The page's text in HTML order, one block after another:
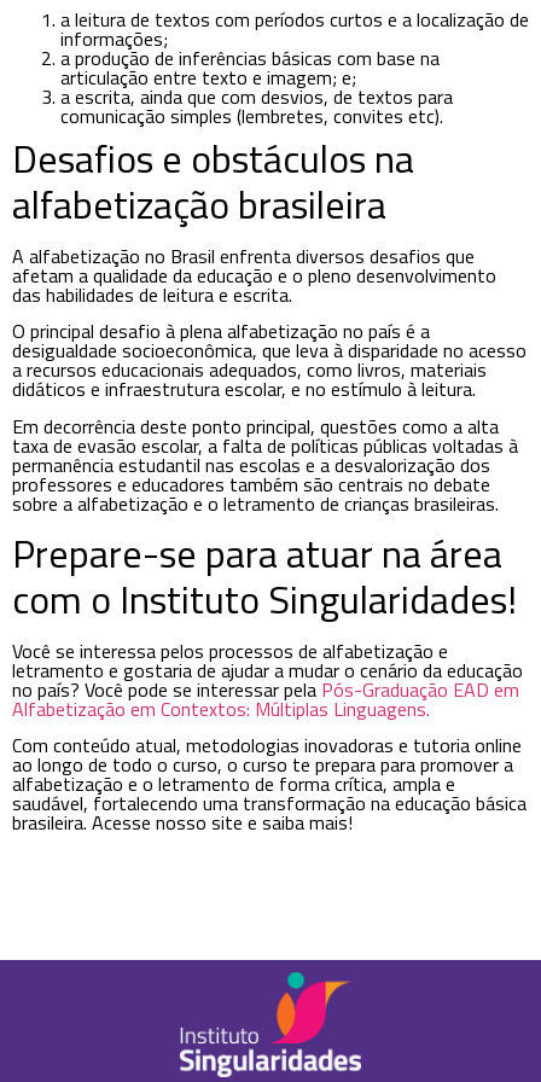
a leitura de textos com períodos curtos e a localização de
informações;
a produção de inferências básicas com base na
articulação entre texto e imagem; e;
a escrita, ainda que com desvios, de textos para
comunicação simples (lembretes, convites etc).
Desafios e obstáculos na
alfabetização brasileira
A alfabetização no Brasil enfrenta diversos desafios que
afetam a qualidade da educação e o pleno desenvolvimento
das habilidades de leitura e escrita.
O principal desafio à plena alfabetização no país é a
desigualdade socioeconômica, que leva à disparidade no acesso
a recursos educacionais adequados, como livros, materiais
didáticos e infraestrutura escolar, e no estímulo à leitura.
Em decorrência deste ponto principal, questões como a alta
taxa de evasão escolar, a falta de políticas públicas voltadas à
permanência estudantil nas escolas e a desvalorização dos
professores e educadores também são centrais no debate
sobre a alfabetização e o letramento de crianças brasileiras.
Prepare-se para atuar na área
com o Instituto Singularidades!
Você se interessa pelos processos de alfabetização e
letramento e gostaria de ajudar a mudar o cenário da educação
no país? Você pode se interessar pela Pós-Graduação EAD em
Alfabetização em Contextos: Múltiplas Linguagens.
Com conteúdo atual, metodologias inovadoras e tutoria online
ao longo de todo o curso, o curso te prepara para promover a
alfabetização e o letramento de forma crítica, ampla e
saudável, fortalecendo uma transformação na educação básica
brasileira. Acesse nosso site e saiba mais!